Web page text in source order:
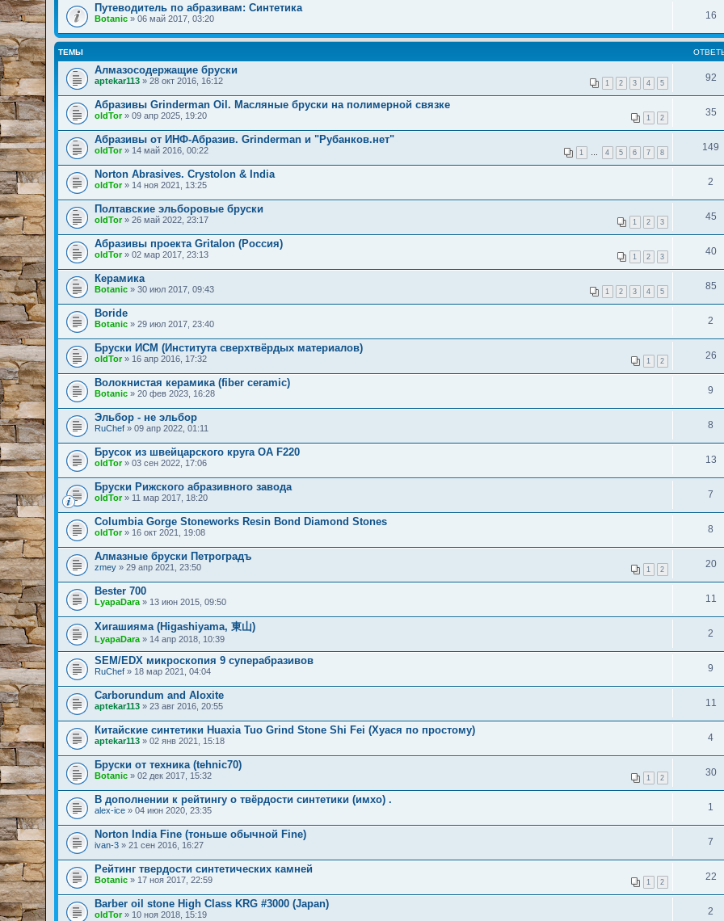
Путеводитель по абразивам: Синтетика
Botanic » 06 май 2017, 03:20 16
ТЕМЫ
Алмазосодержащие бруски
1 2 3 4 5
aptekar113 » 28 окт 2016, 16:12 92
Абразивы Grinderman Oil. Масляные бруски на полимерной связке
1 2
oldTor» 09 апр 2025, 19:20 35
Абразивы от ИНФ-Абразив. Grinderman и "Рубанков.нет"
1 4 5 6 7 8
oldTor» 14 май 2016, 00:22 149
Norton Abrasives. Crystolon & India
oldTor» 14 ноя 2021, 13:25 2
Полтавские эльборовые бруски
1 2 3
oldTor» 26 май 2022, 23:17 45
Абразивы проекта Gritalon (Россия)
1 2 3
oldTor» 02 мар 2017, 23:13 40
Керамика
1 2 3 4 5
Botanic » 30 июл 2017, 09:43 85
Boride
Botanic » 29 июл 2017, 23:40 2
Бруски ИСМ (Института сверхтвёрдых материалов)
1 2
oldTor» 16 апр 2016, 17:32 26
Волокнистая керамика (fiber ceramic)
Botanic » 20 фев 2023, 16:28 9
Эльбор - не эльбор
RuChef » 09 апр 2022, 01:11 8
Брусок из швейцарского круга ОА F220
oldTor» 03 сен 2022, 17:06 13
Бруски Рижского абразивного завода
oldTor» 11 мар 2017, 18:20 7
Columbia Gorge Stoneworks Resin Bond Diamond Stones
oldTor» 16 окт 2021, 19:08 8
Алмазные бруски Петроградъ
1 2
zmey » 29 апр 2021, 23:50 20
Bester 700
LyapaDara » 13 июн 2015, 09:50 11
Хигашияма (Higashiyama, 東山)
LyapaDara » 14 апр 2018, 10:39 2
SEM/EDX микроскопия 9 суперабразивов
RuChef » 18 мар 2021, 04:04 9
Carborundum and Aloxite
aptekar113 » 23 авг 2016, 20:55 11
Китайские синтетики Huaxia Tuo Grind Stone Shi Fei (Хуася по простому)
aptekar113 » 02 янв 2021, 15:18 4
Бруски от техника (tehnic70)
1 2
Botanic » 02 дек 2017, 15:32 30
В дополнении к рейтингу о твёрдости синтетики (имхо) .
alex-ice » 04 июн 2020, 23:35 1
Norton India Fine (тоньше обычной Fine)
ivan-3 » 21 сен 2016, 16:27 7
Рейтинг твердости синтетических камней
1 2
Botanic » 17 ноя 2017, 22:59 22
Barber oil stone High Class KRG #3000 (Japan)
oldTor» 10 ноя 2018, 15:19 2